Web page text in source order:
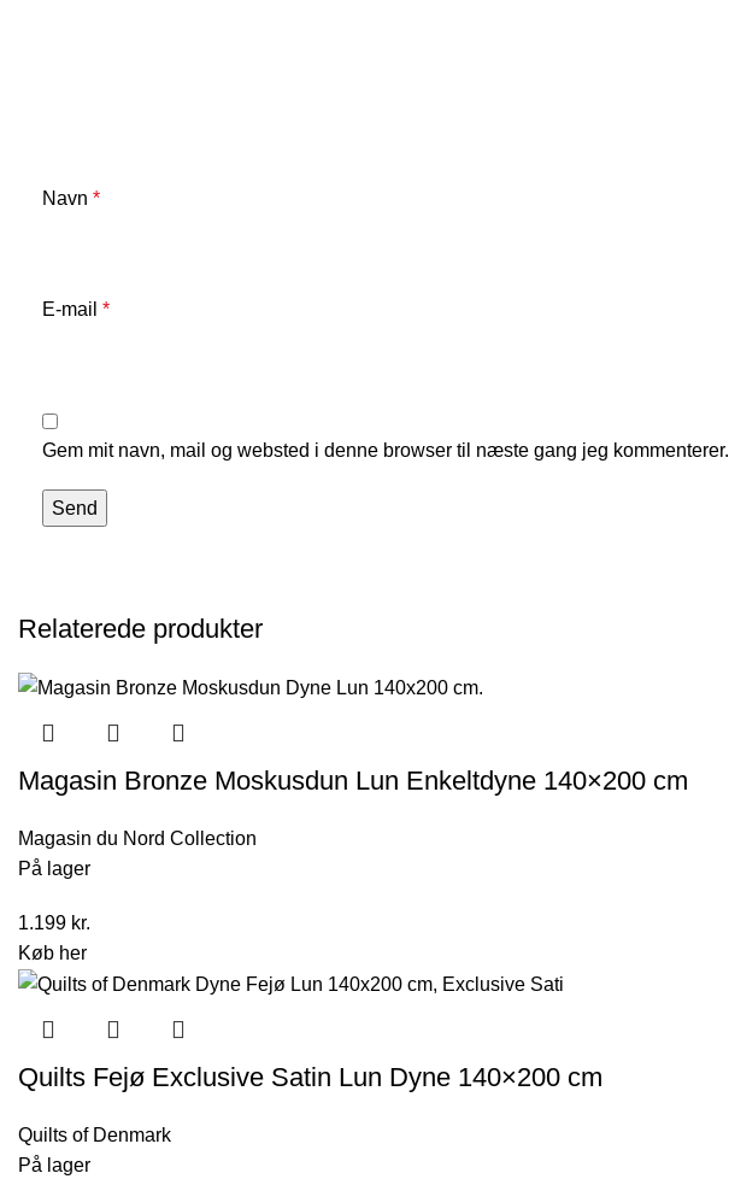
Navn *
E-mail *
Gem mit navn, mail og websted i denne browser til næste gang jeg kommenterer.
Relaterede produkter
Magasin Bronze Moskusdun Lun Enkeltdyne 140×200 cm
Magasin du Nord Collection
På lager
1.199 kr.
Køb her
Quilts Fejø Exclusive Satin Lun Dyne 140×200 cm
Quilts of Denmark
På lager